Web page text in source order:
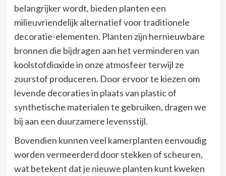
belangrijker wordt, bieden planten een
milieuvriendelijk alternatief voor traditionele
decoratie-elementen. Planten zijn hernieuwbare
bronnen die bijdragen aan het verminderen van
koolstofdioxide in onze atmosfeer terwijl ze
zuurstof produceren. Door ervoor te kiezen om
levende decoraties in plaats van plastic of
synthetische materialen te gebruiken, dragen we
bij aan een duurzamere levensstijl.
Bovendien kunnen veel kamerplanten eenvoudig
worden vermeerderd door stekken of scheuren,
wat betekent dat je nieuwe planten kunt kweken